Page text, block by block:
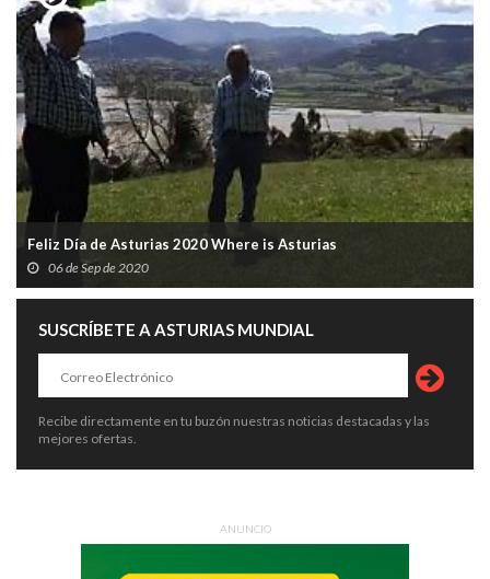
Feliz Día de Asturias 2020 Where is Asturias
06 de Sep de 2020
SUSCRÍBETE A ASTURIAS MUNDIAL
Recibe directamente en tu buzón nuestras noticias destacadas y las
mejores ofertas.
ANUNCIO